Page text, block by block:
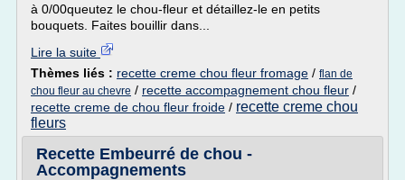
à 0/00queutez le chou-fleur et détaillez-le en petits
bouquets. Faites bouillir dans...
Lire la suite
Thèmes liés : recette creme chou fleur fromage / flan de
chou fleur au chevre / recette accompagnement chou fleur /
recette creme de chou fleur froide / recette creme chou
fleurs
Recette Embeurré de chou -
Accompagnements